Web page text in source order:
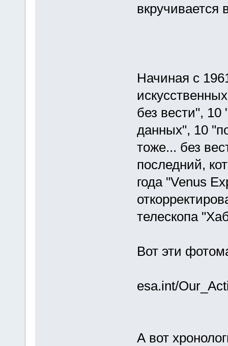
вкручивается
Начиная с
без вести",
данных", 10
тоже... без
последний,
года "Venus
телескопа
Вот эти
esa.int/
А вот